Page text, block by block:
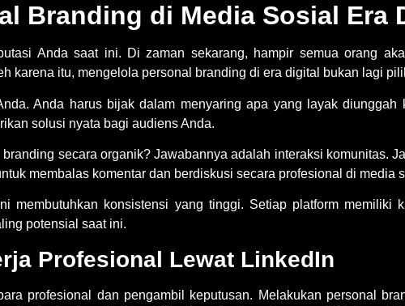
Branding di Media Sosial Era
Anda saat ini. Di zaman sekarang, hampir semua orang
karena itu, mengelola personal branding di era digital bukan lagi
Anda harus bijak dalam menyaring apa yang layak diunggah
solusi nyata bagi audiens Anda.
secara organik? Jawabannya adalah interaksi komunitas.
membalas komentar dan berdiskusi secara profesional di media
membutuhkan konsistensi yang tinggi. Setiap platform memiliki
potensial saat ini.
Profesional Lewat LinkedIn
profesional dan pengambil keputusan. Melakukan personal